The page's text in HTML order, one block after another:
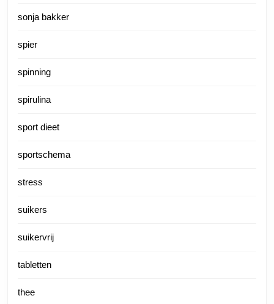
sonja bakker
spier
spinning
spirulina
sport dieet
sportschema
stress
suikers
suikervrij
tabletten
thee